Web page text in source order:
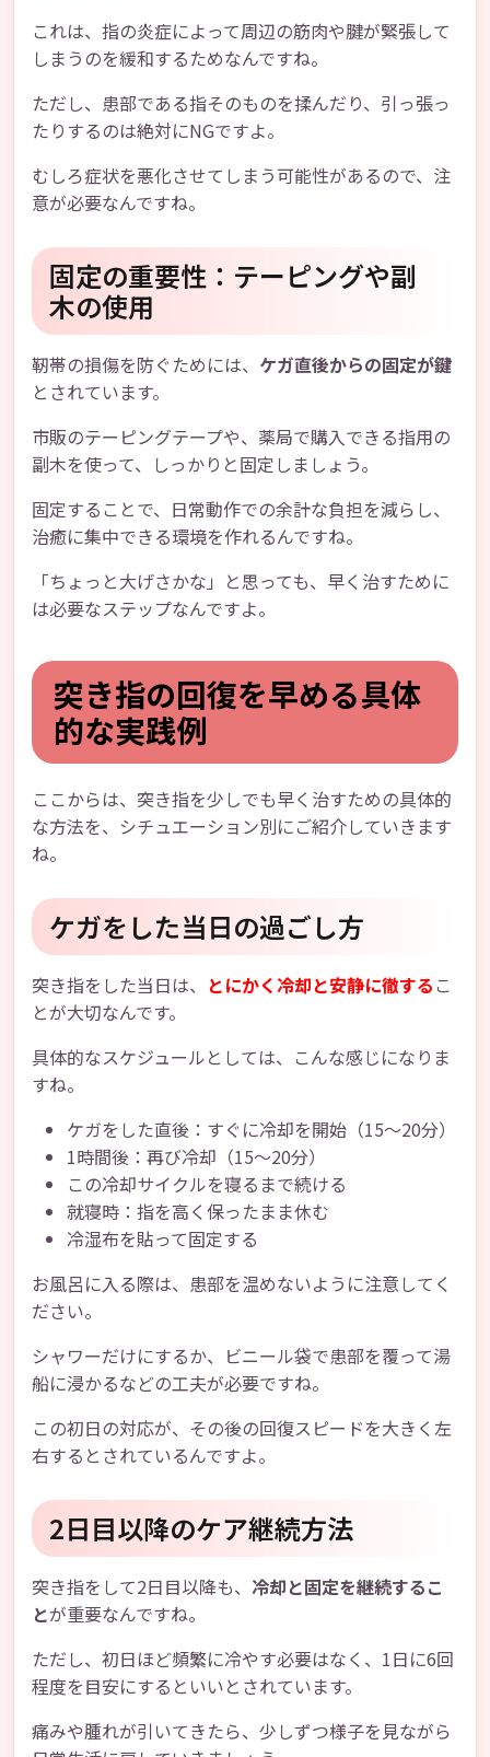
これは、指の炎症によって周辺の筋肉や腱が緊張して
しまうのを緩和するためなんですね。
ただし、患部である指そのものを揉んだり、引っ張っ
たりするのは絶対にNGですよ。
むしろ症状を悪化させてしまう可能性があるので、注
意が必要なんですね。
固定の重要性：テーピングや副
木の使用
靭帯の損傷を防ぐためには、 ケガ直後からの固定が鍵
とされています。
市販のテーピングテープや、薬局で購入できる指用の
副木を使って、しっかりと固定しましょう。
固定することで、日常動作での余計な負担を減らし、
治癒に集中できる環境を作れるんですね。
「ちょっと大げさかな」と思っても、早く治すために
は必要なステップなんですよ。
突き指の回復を早める具体
的な実践例
ここからは、突き指を少しでも早く治すための具体的
な方法を、シチュエーション別にご紹介していきます
ね。
ケガをした当日の過ごし方
突き指をした当日は、 とにかく冷却と安静に徹する こ
とが大切なんです。
具体的なスケジュールとしては、こんな感じになりま
すね。
ケガをした直後：すぐに冷却を開始（15〜20分）
1時間後：再び冷却（15〜20分）
この冷却サイクルを寝るまで続ける
就寝時：指を高く保ったまま休む
冷湿布を貼って固定する
お風呂に入る際は、患部を温めないように注意してく
ださい。
シャワーだけにするか、ビニール袋で患部を覆って湯
船に浸かるなどの工夫が必要ですね。
この初日の対応が、その後の回復スピードを大きく左
右するとされているんですよ。
2日目以降のケア継続方法
突き指をして2日目以降も、 冷却と固定を継続するこ
とが重要なんですね。
ただし、初日ほど頻繁に冷やす必要はなく、1日に6回
程度を目安にするといいとされています。
痛みや腫れが引いてきたら、少しずつ様子を見ながら